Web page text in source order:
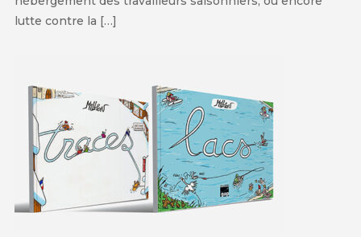
lutte contre la […]